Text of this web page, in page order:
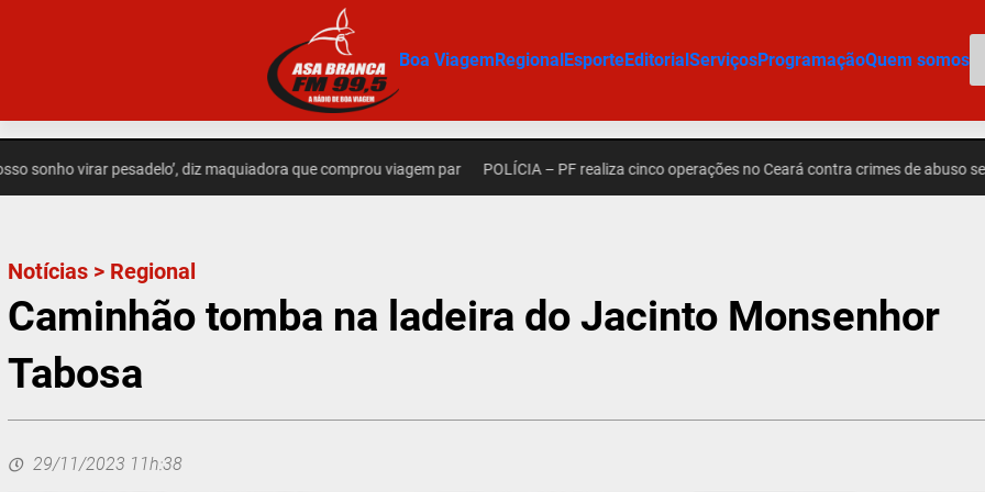
Boa ViagemRegionalEsporteEditorialServiçosProgramaçãoQuem somos
virar pesadelo’, diz maquiadora que comprou viagem par POLÍCIA – PF realiza cinco operações no Ceará contra crimes de abuso sexual
Notícias > Regional
Caminhão tomba na ladeira do Jacinto Monsenhor
Tabosa
29/11/2023 11h:38